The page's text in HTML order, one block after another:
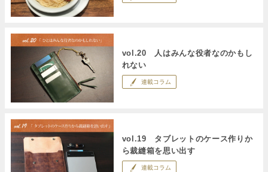
vol.20 人はみんな役者なのかもし
れない
連載コラム
vol.19 タブレットのケース作りか
ら裁縫箱を思い出す
連載コラム